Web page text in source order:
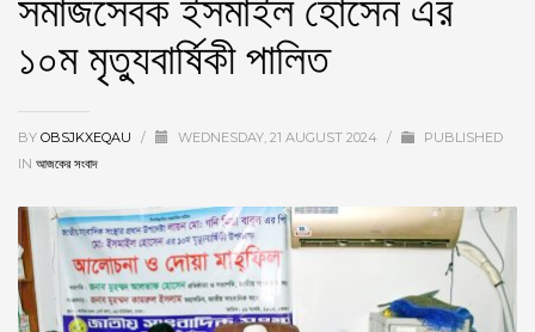
১০ম মৃত্যুবার্ষিকী পালিত
BY OBSJKXEQAU / WEDNESDAY, 21 AUGUST 2024 /
PUBLISHED
IN আজকের সংবাদ